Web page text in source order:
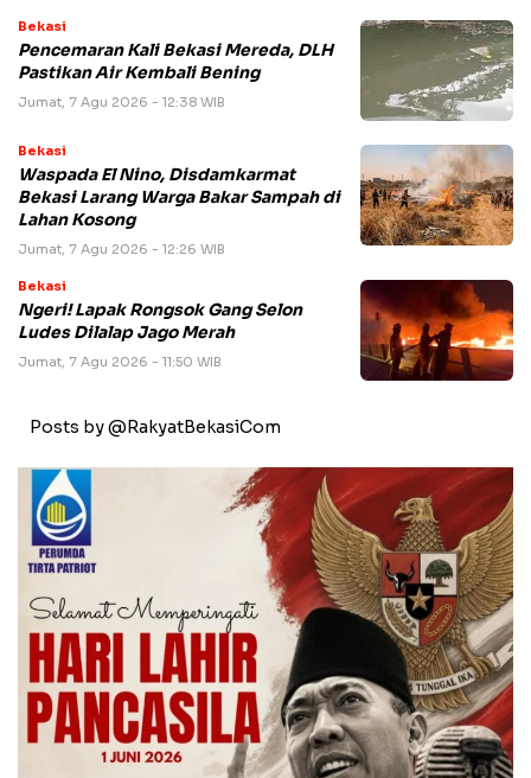
Bekasi
Pencemaran Kali Bekasi Mereda, DLH
Pastikan Air Kembali Bening
Jumat, 7 Agu 2026 - 12:38 WIB
Bekasi
Waspada El Nino, Disdamkarmat
Bekasi Larang Warga Bakar Sampah di
Lahan Kosong
Jumat, 7 Agu 2026 - 12:26 WIB
Bekasi
Ngeri! Lapak Rongsok Gang Selon
Ludes Dilalap Jago Merah
Jumat, 7 Agu 2026 - 11:50 WIB
Posts by @RakyatBekasiCom